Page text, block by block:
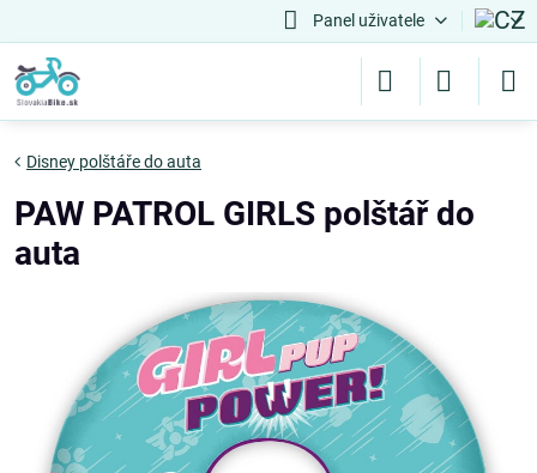
Panel uživatele
Disney polštáře do auta
PAW PATROL GIRLS polštář do
auta